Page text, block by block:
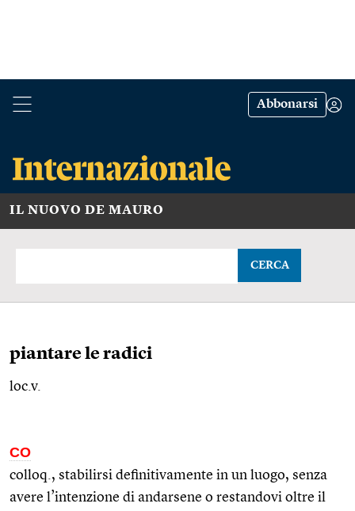
Abbonarsi
IL NUOVO DE MAURO
CERCA
piantare le radici
loc.v.
CO
colloq., stabilirsi definitivamente in un luogo, senza
avere l’intenzione di andarsene o restandovi oltre il